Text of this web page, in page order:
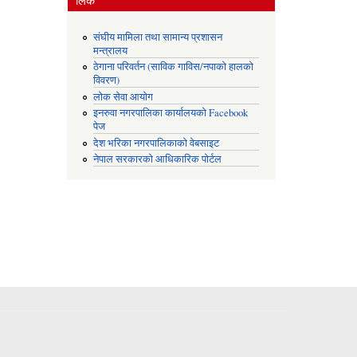
संघीय मामिला तथा सामान्य प्रशासन
मन्त्रालय
ठेगाना परिवर्तन (साविक गाविस/नपाको हालको
विवरण)
लोक सेवा आयोग
इनरुवा नगरपालिका कार्यालयको Facebook
पेज
देश भरिका नगरपालिकाको वेबसाइट
नेपाल सरकारको आधिकारिक पोर्टल